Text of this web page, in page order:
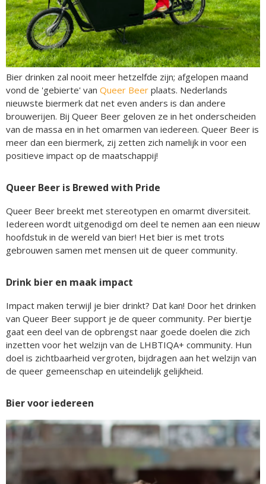
Bier drinken zal nooit meer hetzelfde zijn; afgelopen maand
vond de 'gebierte' van Queer Beer plaats. Nederlands
nieuwste biermerk dat net even anders is dan andere
brouwerijen. Bij Queer Beer geloven ze in het onderscheiden
van de massa en in het omarmen van iedereen. Queer Beer is
meer dan een biermerk, zij zetten zich namelijk in voor een
positieve impact op de maatschappij!
Queer Beer is Brewed with Pride
Queer Beer breekt met stereotypen en omarmt diversiteit.
Iedereen wordt uitgenodigd om deel te nemen aan een nieuw
hoofdstuk in de wereld van bier! Het bier is met trots
gebrouwen samen met mensen uit de queer community.
Drink bier en maak impact
Impact maken terwijl je bier drinkt? Dat kan! Door het drinken
van Queer Beer support je de queer community. Per biertje
gaat een deel van de opbrengst naar goede doelen die zich
inzetten voor het welzijn van de LHBTIQA+ community. Hun
doel is zichtbaarheid vergroten, bijdragen aan het welzijn van
de queer gemeenschap en uiteindelijk gelijkheid.
Bier voor iedereen